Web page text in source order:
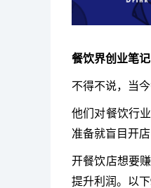
餐饮界创业笔
不得不说，当今
他们对餐饮行
准备就盲目开
开餐饮店想要
提升利润。 以